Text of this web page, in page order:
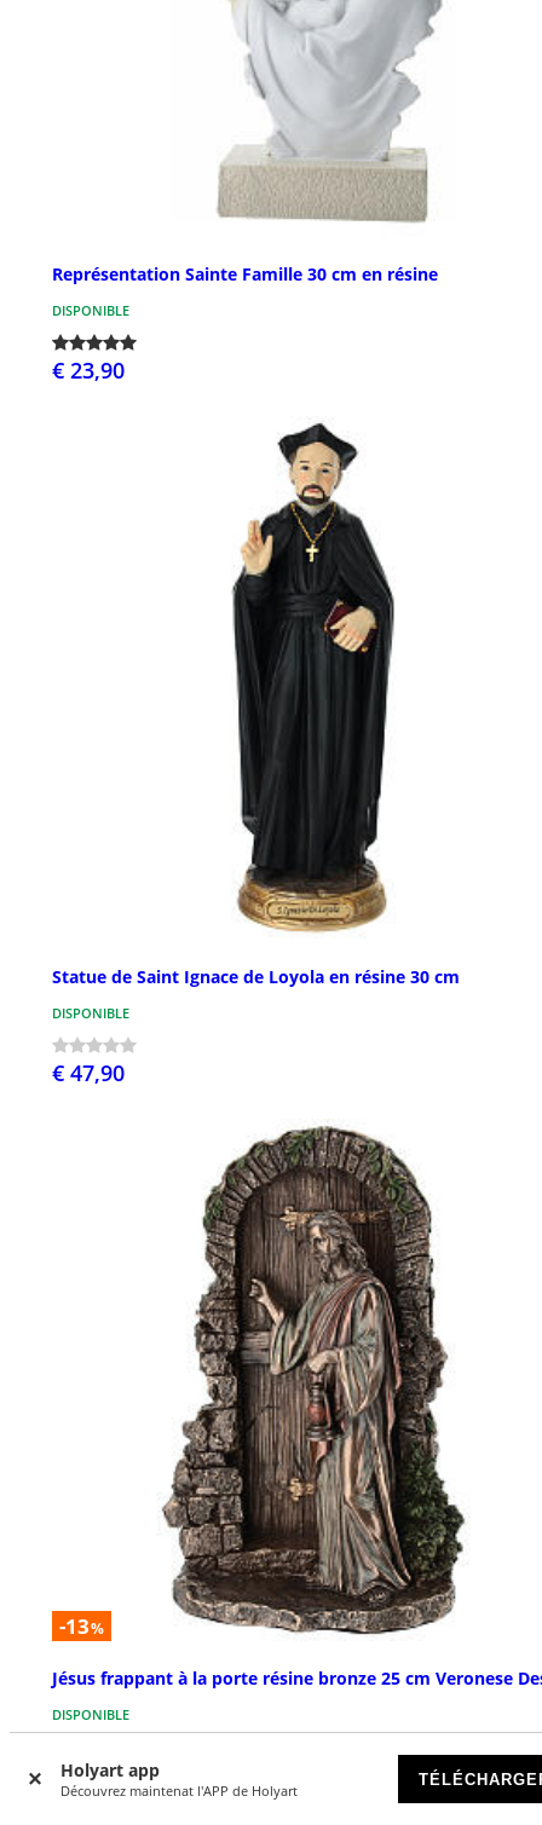
Holyart app
Découvrez maintenat l'APP de Holyart
Représentation Sainte Famille 30 cm en résine
DISPONIBLE
€ 23,90
Statue de Saint Ignace de Loyola en résine 30 cm
DISPONIBLE
€ 47,90
-13%
Jésus frappant à la porte résine bronze 25 cm Veronese
DISPONIBLE
€ 54,90 € 62,90